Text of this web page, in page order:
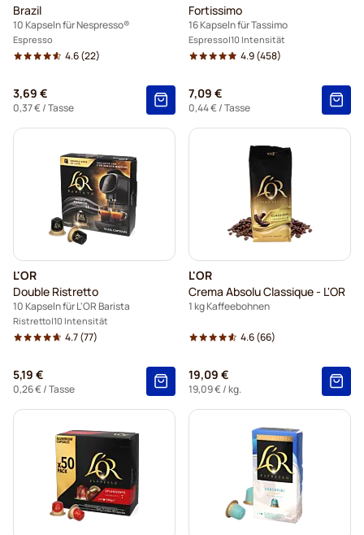
Brazil
10 Kapseln für Nespresso®
Espresso
4.6(22)
3,69 €
0,37 €/ Tasse
Fortissimo
16 Kapseln für Tassimo
Espresso 10 Intensität
4.9(458)
7,09 €
0,44 €/ Tasse
L'OR
Double Ristretto
10 Kapseln für L'OR Barista
Ristretto 10 Intensität
4.7(77)
5,19 €
0,26 €/ Tasse
L'OR
Crema Absolu Classique - L'OR
1 kg Kaffeebohnen
4.6(66)
19,09 €
19,09 €/ kg.